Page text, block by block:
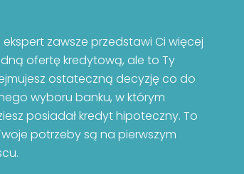
ekspert zawsze przedstawi Ci więcej
ofertę kredytową, ale to Ty
ostateczną decyzję co do
wyboru banku, w którym
posiadał kredyt hipoteczny. To
potrzeby są na pierwszym